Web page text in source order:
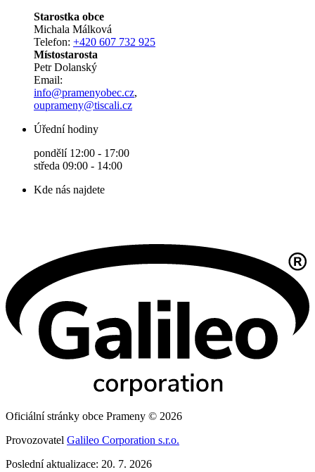
Starostka obce
Michala Málková
Telefon: +420 607 732 925
Místostarosta
Petr Dolanský
Email:
info@pramenyobec.cz,
ouprameny@tiscali.cz
Úřední hodiny
pondělí 12:00 - 17:00
středa 09:00 - 14:00
Kde nás najdete
Oficiální stránky obce Prameny © 2026
Provozovatel Galileo Corporation s.r.o.
Poslední aktualizace: 20. 7. 2026